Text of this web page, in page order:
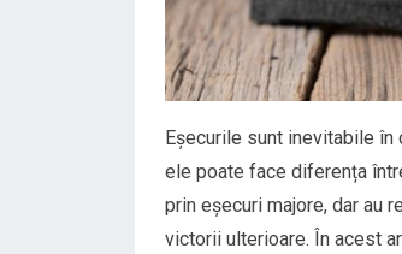
Eșecurile sunt inevitabile
ele poate face diferența
prin eșecuri majore, dar au
victorii ulterioare. În acest